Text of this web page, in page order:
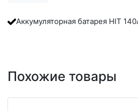
Аккумуляторная батарея HIT
Похожие товары